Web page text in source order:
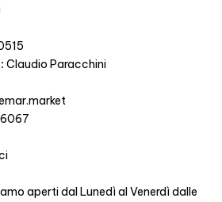
Claudio Paracchini
aperti dal Lunedì al Venerdì dalle